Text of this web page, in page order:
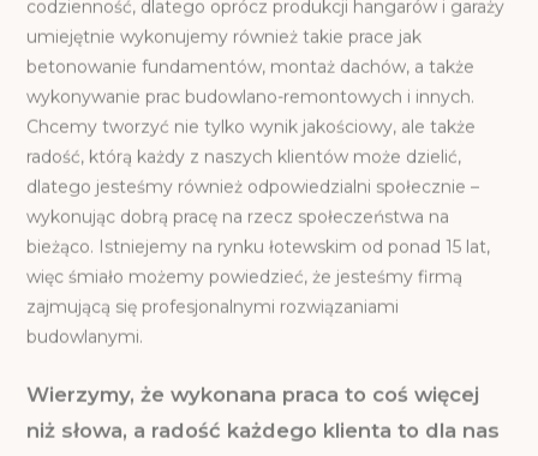
codzienność, dlatego oprócz produkcji hangarów i garaży
umiejętnie wykonujemy również takie prace jak
betonowanie fundamentów, montaż dachów, a także
wykonywanie prac budowlano-remontowych i innych.
Chcemy tworzyć nie tylko wynik jakościowy, ale także
radość, którą każdy z naszych klientów może dzielić,
dlatego jesteśmy również odpowiedzialni społecznie –
wykonując dobrą pracę na rzecz społeczeństwa na
bieżąco. Istniejemy na rynku łotewskim od ponad 15 lat,
więc śmiało możemy powiedzieć, że jesteśmy firmą
zajmującą się profesjonalnymi rozwiązaniami
budowlanymi.
Wierzymy, że wykonana praca to coś więcej
niż słowa, a radość każdego klienta to dla nas